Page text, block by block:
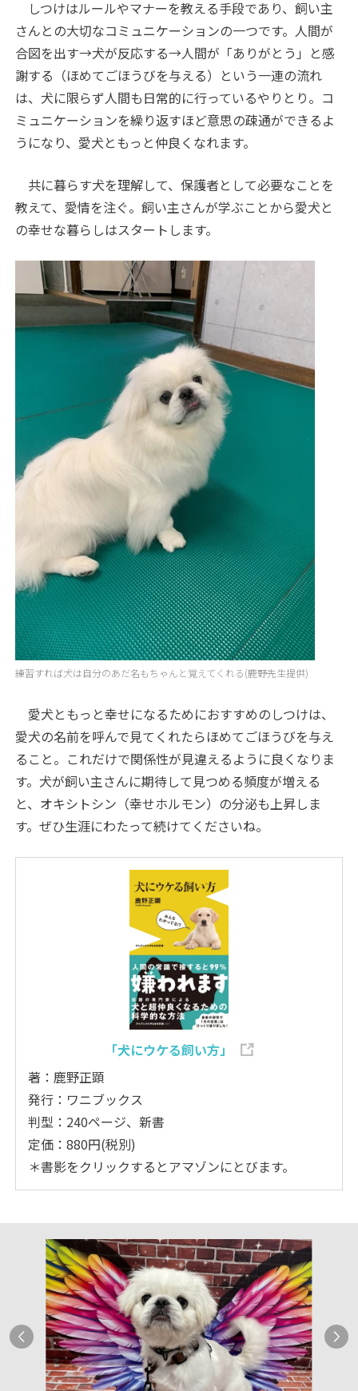
しつけはルールやマナーを教える手段であり、飼い主
さんとの大切なコミュニケーションの一つです。人間が
合図を出す→犬が反応する→人間が「ありがとう」と感
謝する（ほめてごほうびを与える）という一連の流れ
は、犬に限らず人間も日常的に行っているやりとり。コ
ミュニケーションを繰り返すほど意思の疎通ができるよ
うになり、愛犬ともっと仲良くなれます。
共に暮らす犬を理解して、保護者として必要なことを
教えて、愛情を注ぐ。飼い主さんが学ぶことから愛犬と
の幸せな暮らしはスタートします。
練習すれば犬は自分のあだ名もちゃんと覚えてくれる(鹿野先生提供)
愛犬ともっと幸せになるためにおすすめのしつけは、
愛犬の名前を呼んで見てくれたらほめてごほうびを与え
ること。これだけで関係性が見違えるように良くなりま
す。犬が飼い主さんに期待して見つめる頻度が増える
と、オキシトシン（幸せホルモン）の分泌も上昇しま
す。ぜひ生涯にわたって続けてくださいね。
「犬にウケる飼い方」
著：鹿野正顕
発行：ワニブックス
判型：240ページ、新書
定価：880円(税別)
＊書影をクリックするとアマゾンにとびます。